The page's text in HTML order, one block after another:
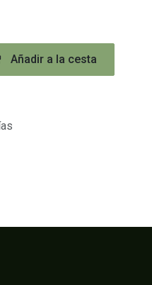
Añadir a la cesta